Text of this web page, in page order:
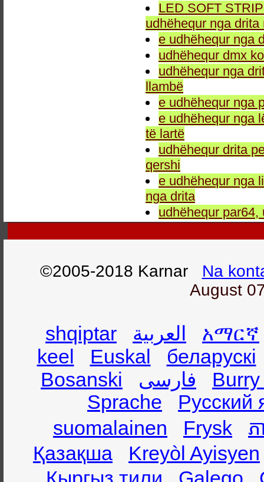
LED SOFT
udhëhequr nga
e udhëhequr nga
udhëhequr dmx
udhëhequr nga
llambë
e udhëhequr nga
e udhëhequr nga
të lartë
udhëhequr drita
qershi
e udhëhequr nga
nga drita
udhëhequr
©2005-2018 Karnar Na
August
shqiptar العربية
አማርኛ
keel
Euskal
беларускі
Bosanski
فارسی
Sprache
Русский
suomalainen
Frysk
ភ
Қазақша
Kreyòl Ayisyen